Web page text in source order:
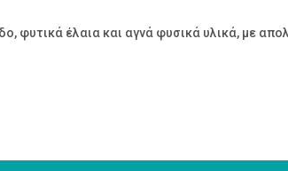
φυτικά έλαια και αγνά φυσικά υλικά, με